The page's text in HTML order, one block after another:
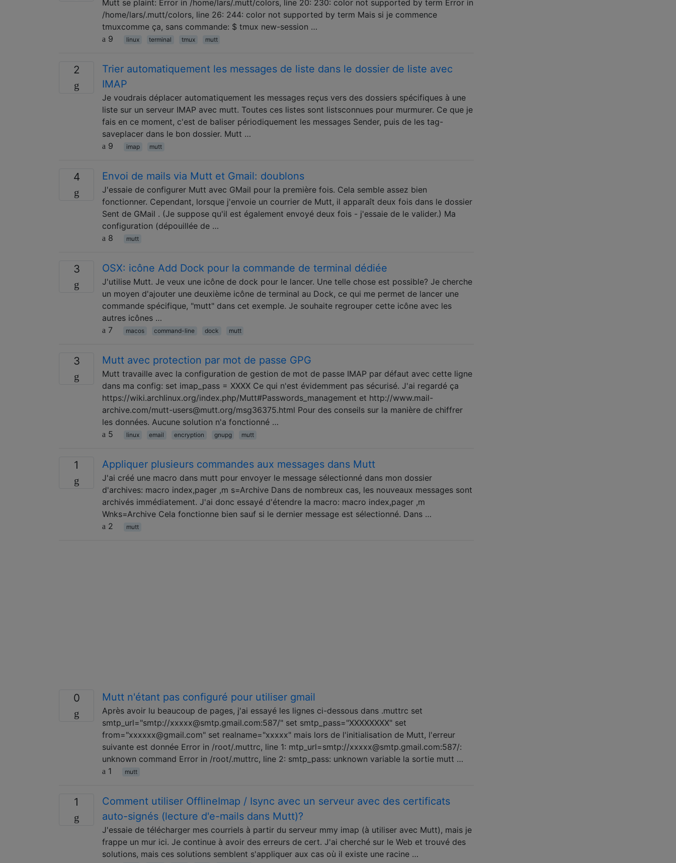
Mutt se plaint: Error in /home/lars/.mutt/colors, line 20: 230: color not supported by term Error in
/home/lars/.mutt/colors, line 26: 244: color not supported by term Mais si je commence
tmuxcomme ça, sans commande: $ tmux new-session …
9
linux terminal tmux mutt
2
Trier automatiquement les messages de liste dans le dossier de liste avec
IMAP
Je voudrais déplacer automatiquement les messages reçus vers des dossiers spécifiques à une
liste sur un serveur IMAP avec mutt. Toutes ces listes sont listsconnues pour murmurer. Ce que je
fais en ce moment, c'est de baliser périodiquement les messages Sender, puis de les tag-
saveplacer dans le bon dossier. Mutt …
9
imap mutt
4 Envoi de mails via Mutt et Gmail: doublons
J'essaie de configurer Mutt avec GMail pour la première fois. Cela semble assez bien
fonctionner. Cependant, lorsque j'envoie un courrier de Mutt, il apparaît deux fois dans le dossier
Sent de GMail . (Je suppose qu'il est également envoyé deux fois - j'essaie de le valider.) Ma
configuration (dépouillée de …
8
mutt
3 OSX: icône Add Dock pour la commande de terminal dédiée
J'utilise Mutt. Je veux une icône de dock pour le lancer. Une telle chose est possible? Je cherche
un moyen d'ajouter une deuxième icône de terminal au Dock, ce qui me permet de lancer une
commande spécifique, "mutt" dans cet exemple. Je souhaite regrouper cette icône avec les
autres icônes …
7
macos command-line dock mutt
3 Mutt avec protection par mot de passe GPG
Mutt travaille avec la configuration de gestion de mot de passe IMAP par défaut avec cette ligne
dans ma config: set imap_pass = XXXX Ce qui n'est évidemment pas sécurisé. J'ai regardé ça
https://wiki.archlinux.org/index.php/Mutt#Passwords_management et http://www.mail-
archive.com/mutt-users@mutt.org/msg36375.html Pour des conseils sur la manière de chiffrer
les données. Aucune solution n'a fonctionné …
5
linux email encryption gnupg mutt
1 Appliquer plusieurs commandes aux messages dans Mutt
J'ai créé une macro dans mutt pour envoyer le message sélectionné dans mon dossier
d'archives: macro index,pager ,m s=Archive Dans de nombreux cas, les nouveaux messages sont
archivés immédiatement. J'ai donc essayé d'étendre la macro: macro index,pager ,m
Wnks=Archive Cela fonctionne bien sauf si le dernier message est sélectionné. Dans …
2
mutt
0 Mutt n'étant pas configuré pour utiliser gmail
Après avoir lu beaucoup de pages, j'ai essayé les lignes ci-dessous dans .muttrc set
smtp_url="smtp://xxxxx@smtp.gmail.com:587/" set smtp_pass="XXXXXXXX" set
from="xxxxxx@gmail.com" set realname="xxxxx" mais lors de l'initialisation de Mutt, l'erreur
suivante est donnée Error in /root/.muttrc, line 1: mtp_url=smtp://xxxxx@smtp.gmail.com:587/:
unknown command Error in /root/.muttrc, line 2: smtp_pass: unknown variable la sortie mutt …
1
mutt
1
Comment utiliser OfflineImap / Isync avec un serveur avec des certificats
auto-signés (lecture d'e-mails dans Mutt)?
J'essaie de télécharger mes courriels à partir du serveur mmy imap (à utiliser avec Mutt), mais je
frappe un mur ici. Je continue à avoir des erreurs de cert. J'ai cherché sur le Web et trouvé des
solutions, mais ces solutions semblent s'appliquer aux cas où il existe une racine …